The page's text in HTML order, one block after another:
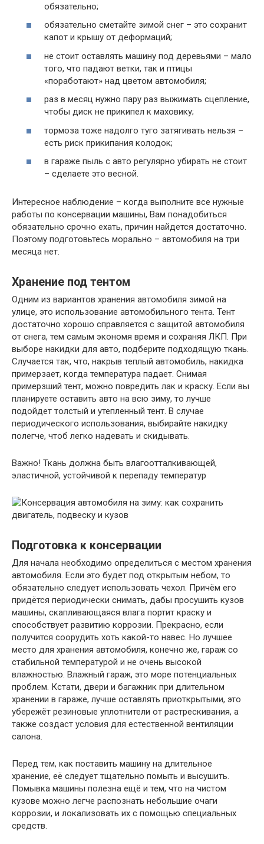
обязательно;
обязательно сметайте зимой снег – это сохранит
капот и крышу от деформаций;
не стоит оставлять машину под деревьями – мало
того, что падают ветки, так и птицы
«поработают» над цветом автомобиля;
раз в месяц нужно пару раз выжимать сцепление,
чтобы диск не прикипел к маховику;
тормоза тоже надолго туго затягивать нельзя –
есть риск прикипания колодок;
в гараже пыль с авто регулярно убирать не стоит
– сделаете это весной.
Интересное наблюдение – когда выполните все нужные
работы по консервации машины, Вам понадобиться
обязательно срочно ехать, причин найдется достаточно.
Поэтому подготовьтесь морально – автомобиля на три
месяца нет.
Хранение под тентом
Одним из вариантов хранения автомобиля зимой на
улице, это использование автомобильного тента. Тент
достаточно хорошо справляется с защитой автомобиля
от снега, тем самым экономя время и сохраняя ЛКП. При
выборе накидки для авто, подберите подходящую ткань.
Случается так, что, накрыв теплый автомобиль, накидка
примерзает, когда температура падает. Снимая
примерзший тент, можно повредить лак и краску. Если вы
планируете оставить авто на всю зиму, то лучше
подойдет толстый и утепленный тент. В случае
периодического использования, выбирайте накидку
полегче, чтоб легко надевать и скидывать.
Важно! Ткань должна быть влагоотталкивающей,
эластичной, устойчивой к перепаду температур
Подготовка к консервации
Для начала необходимо определиться с местом хранения
автомобиля. Если это будет под открытым небом, то
обязательно следует использовать чехол. Причём его
придётся периодически снимать, дабы просушить кузов
машины, скапливающаяся влага портит краску и
способствует развитию коррозии. Прекрасно, если
получится соорудить хоть какой-то навес. Но лучшее
место для хранения автомобиля, конечно же, гараж со
стабильной температурой и не очень высокой
влажностью. Влажный гараж, это море потенциальных
проблем. Кстати, двери и багажник при длительном
хранении в гараже, лучше оставлять приоткрытыми, это
убережёт резиновые уплотнители от растрескивания, а
также создаст условия для естественной вентиляции
салона.
Перед тем, как поставить машину на длительное
хранение, её следует тщательно помыть и высушить.
Помывка машины полезна ещё и тем, что на чистом
кузове можно легче распознать небольшие очаги
коррозии, и локализовать их с помощью специальных
средств.